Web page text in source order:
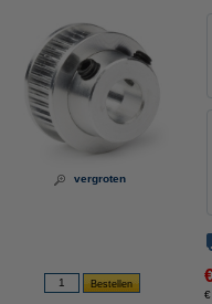
vergroten